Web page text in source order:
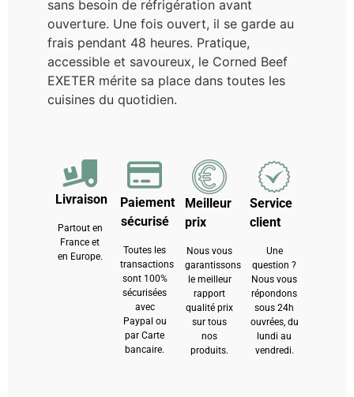
sans besoin de réfrigération avant
ouverture. Une fois ouvert, il se garde au
frais pendant 48 heures. Pratique,
accessible et savoureux, le Corned Beef
EXETER mérite sa place dans toutes les
cuisines du quotidien.
Livraison
Partout en
France et
en Europe.
Paiement
sécurisé
Toutes les
transactions
sont 100%
sécurisées
avec
Paypal ou
par Carte
bancaire.
Meilleur
prix
Nous vous
garantissons
le meilleur
rapport
qualité prix
sur tous
nos
produits.
Service
client
Une
question ?
Nous vous
répondons
sous 24h
ouvrées, du
lundi au
vendredi.